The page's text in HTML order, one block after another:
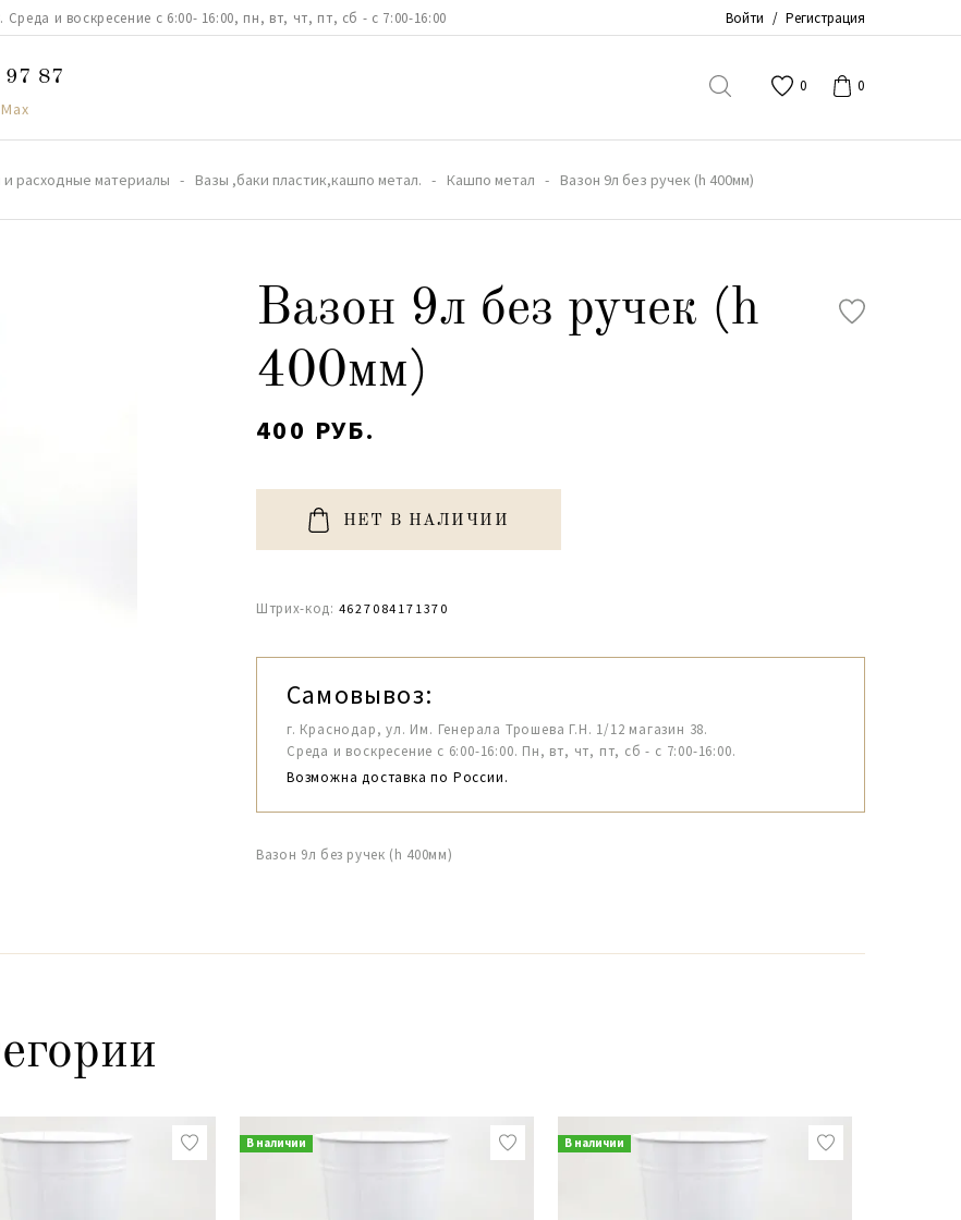
и воскресение с 6:00- 16:00, пн, вт, чт, пт, сб - с 7:00-16:00 Войти / Регистрация
87
Max
0 0
расходные материалы Вазы ,баки пластик,кашпо метал. Кашпо метал Вазон 9л без ручек (h 400мм)
Вазон 9л без ручек (h
400мм)
400 РУБ.
НЕТ В НАЛИЧИИ
Штрих-код: 4627084171370
Самовывоз:
г. Краснодар, ул. Им. Генерала Трошева Г.Н. 1/12 магазин 38.
Среда и воскресение с 6:00-16:00. Пн, вт, чт, пт, сб - с 7:00-16:00.
Возможна доставка по России.
Вазон 9л без ручек (h 400мм)
В наличии В наличии